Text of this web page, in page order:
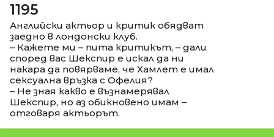
1195
Английски актьор и критик обядват
заедно в лондонски клуб.
– Кажете ми – пита критикът, – дали
според вас Шекспир е искал да ни
накара да повярваме, че Хамлет е имал
сексуална връзка с Офелия?
– Не зная какво е възнамерявал
Шекспир, но аз обикновено имам –
отговаря актьорът.